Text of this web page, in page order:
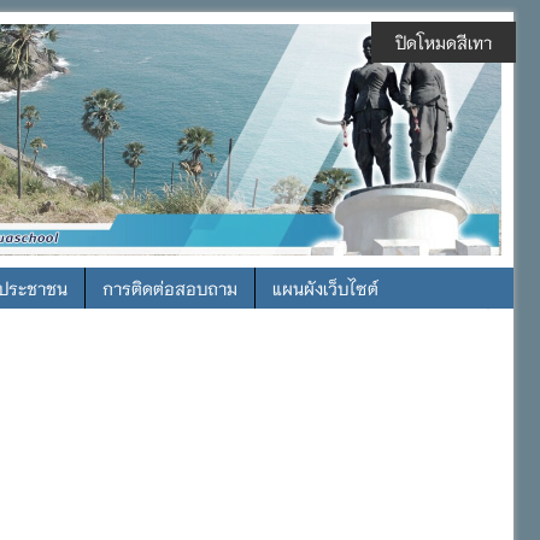
ระชาชน การติดต่อสอบถาม แผนผังเว็บไซต์
ปิดโหมดสีเทา